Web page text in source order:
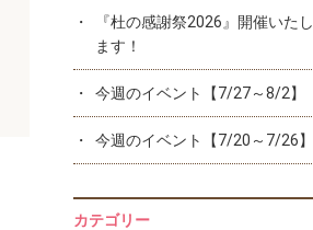
『杜の感謝祭2026』開催いたし
ます！
今週のイベント【7/27～8/2】
今週のイベント【7/20～7/26】
カテゴリー